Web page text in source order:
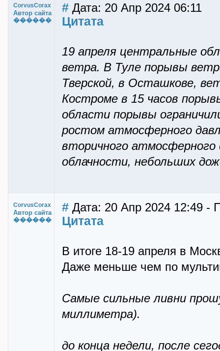
CorvusCorax
Автор сайта
������
# Дата: 20 Апр 2024 06:11
Цитата
19 апреля центральные
ветра. В Туле порывы
Тверской, в Осташкове,
Костроме в 15 часов
области порывы
ростом атмосферного
вторичного
облачности, небольших
CorvusCorax
Автор сайта
������
# Дата: 20 Апр 2024 12:49 -
Цитата
В итоге 18-19 апреля в
Даже меньше чем по
Самые сильные ливни
миллиметра).
до конца недели, после